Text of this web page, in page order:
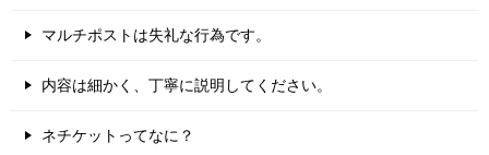
マルチポストは失礼な行為です。
内容は細かく、丁寧に説明してください。
ネチケットってなに？